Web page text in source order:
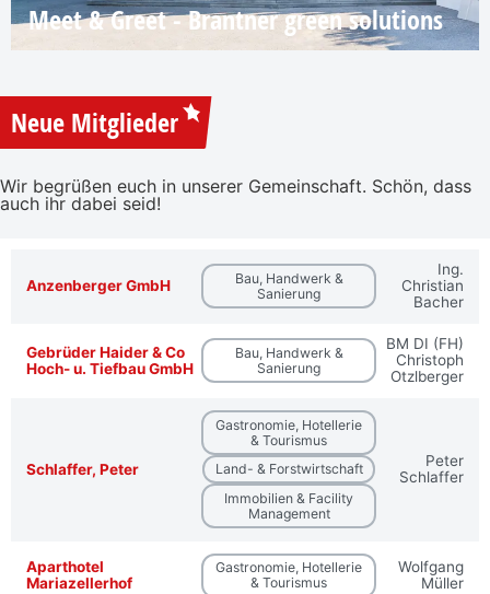
Meet & Greet - Brantner green solutions
Neue Mitglieder
Wir begrüßen euch in unserer Gemeinschaft. Schön, dass
auch ihr dabei seid!
Anzenberger GmbH
Bau, Handwerk &
Sanierung
Ing.
Christian
Bacher
Gebrüder Haider & Co
Hoch- u. Tiefbau GmbH
Bau, Handwerk &
Sanierung
BM DI (FH)
Christoph
Otzlberger
Schlaffer, Peter
Gastronomie, Hotellerie
& Tourismus
Land- & Forstwirtschaft
Immobilien & Facility
Management
Peter
Schlaffer
Aparthotel
Mariazellerhof
Gastronomie, Hotellerie
& Tourismus
Wolfgang
Müller